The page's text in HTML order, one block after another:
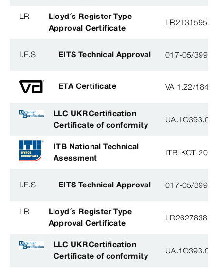
LR
Lloyd´s Register Type
Approval Certificate
I.E.S EITS Technical Approval 017-05/3990-
ETA Certificate VA 1.22/18407
LLC UKRCertification
Certificate of conformity
ITB National Technical
Asessment
ITB-KOT-
I.E.S EITS Technical Approval 017-05/3991-
LR
Lloyd´s Register Type
Approval Certificate
LLC UKRCertification
Certificate of conformity